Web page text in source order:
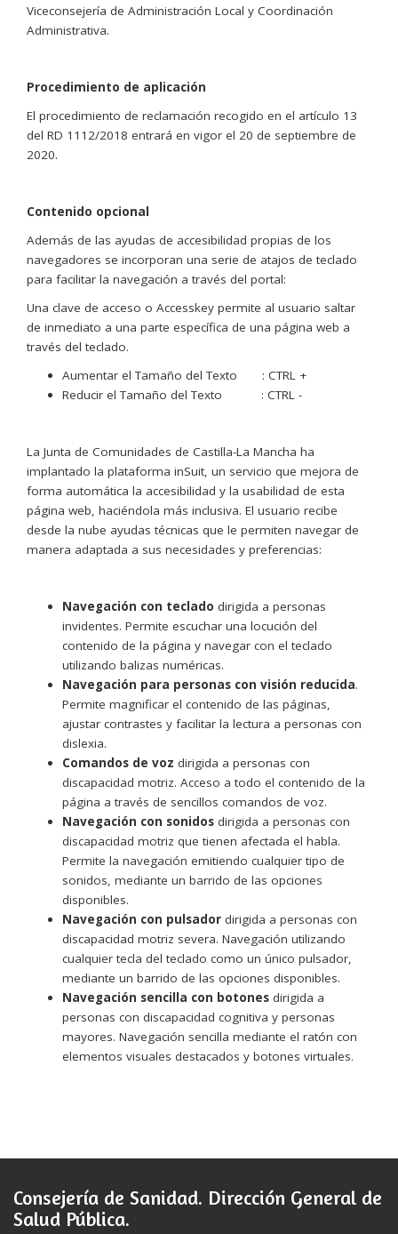
Viceconsejería de Administración Local y Coordinación
Administrativa.
Procedimiento de aplicación
El procedimiento de reclamación recogido en el artículo 13
del RD 1112/2018 entrará en vigor el 20 de septiembre de
2020.
Contenido opcional
Además de las ayudas de accesibilidad propias de los
navegadores se incorporan una serie de atajos de teclado
para facilitar la navegación a través del portal:
Una clave de acceso o Accesskey permite al usuario saltar
de inmediato a una parte específica de una página web a
través del teclado.
Aumentar el Tamaño del Texto : CTRL +
Reducir el Tamaño del Texto : CTRL -
La Junta de Comunidades de Castilla-La Mancha ha
implantado la plataforma inSuit, un servicio que mejora de
forma automática la accesibilidad y la usabilidad de esta
página web, haciéndola más inclusiva. El usuario recibe
desde la nube ayudas técnicas que le permiten navegar de
manera adaptada a sus necesidades y preferencias:
Navegación con teclado dirigida a personas
invidentes. Permite escuchar una locución del
contenido de la página y navegar con el teclado
utilizando balizas numéricas.
Navegación para personas con visión reducida.
Permite magnificar el contenido de las páginas,
ajustar contrastes y facilitar la lectura a personas con
dislexia.
Comandos de voz dirigida a personas con
discapacidad motriz. Acceso a todo el contenido de la
página a través de sencillos comandos de voz.
Navegación con sonidos dirigida a personas con
discapacidad motriz que tienen afectada el habla.
Permite la navegación emitiendo cualquier tipo de
sonidos, mediante un barrido de las opciones
disponibles.
Navegación con pulsador dirigida a personas con
discapacidad motriz severa. Navegación utilizando
cualquier tecla del teclado como un único pulsador,
mediante un barrido de las opciones disponibles.
Navegación sencilla con botones dirigida a
personas con discapacidad cognitiva y personas
mayores. Navegación sencilla mediante el ratón con
elementos visuales destacados y botones virtuales.
Consejería de Sanidad. Dirección General de
Salud Pública.